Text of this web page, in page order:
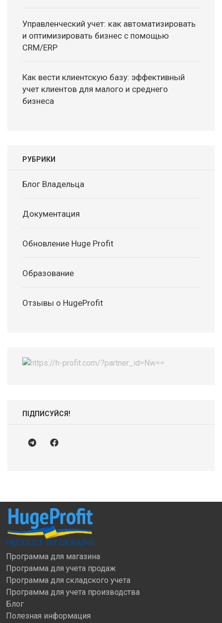
Управленческий учет: как автоматизировать
и оптимизировать бизнес с помощью
CRM/ERP
Как вести клиентскую базу: эффективный
учет клиентов для малого и среднего
бизнеса
РУБРИКИ
Блог Владельца
Документация
Обновление Huge Profit
Образование
Отзывы о HugeProfit
ПІДПИСУЙСЯ!
Программа для магазина
Программа для учета продаж
Программа для складского учета
Программа для учета производства
Блог
Полезная информация